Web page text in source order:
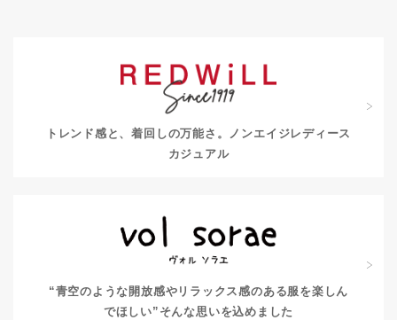
トレンド感と、着回しの万能さ。
ノンエイジレディース
カジュアル
“青空のような開放感やリラックス感のある服を楽しん
でほしい” そんな思いを込めました